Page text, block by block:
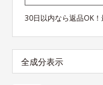
30日以内なら返品OK
全成分表示